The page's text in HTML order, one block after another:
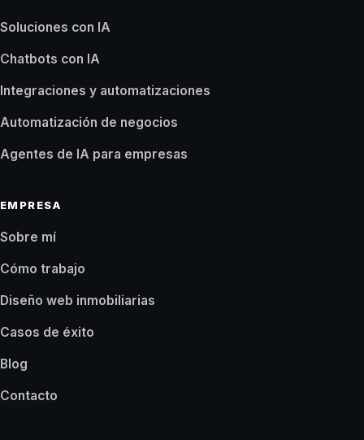
Soluciones con IA
Chatbots con IA
Integraciones y automatizaciones
Automatización de negocios
Agentes de IA para empresas
EMPRESA
Sobre mí
Cómo trabajo
Diseño web inmobiliarias
Casos de éxito
Blog
Contacto